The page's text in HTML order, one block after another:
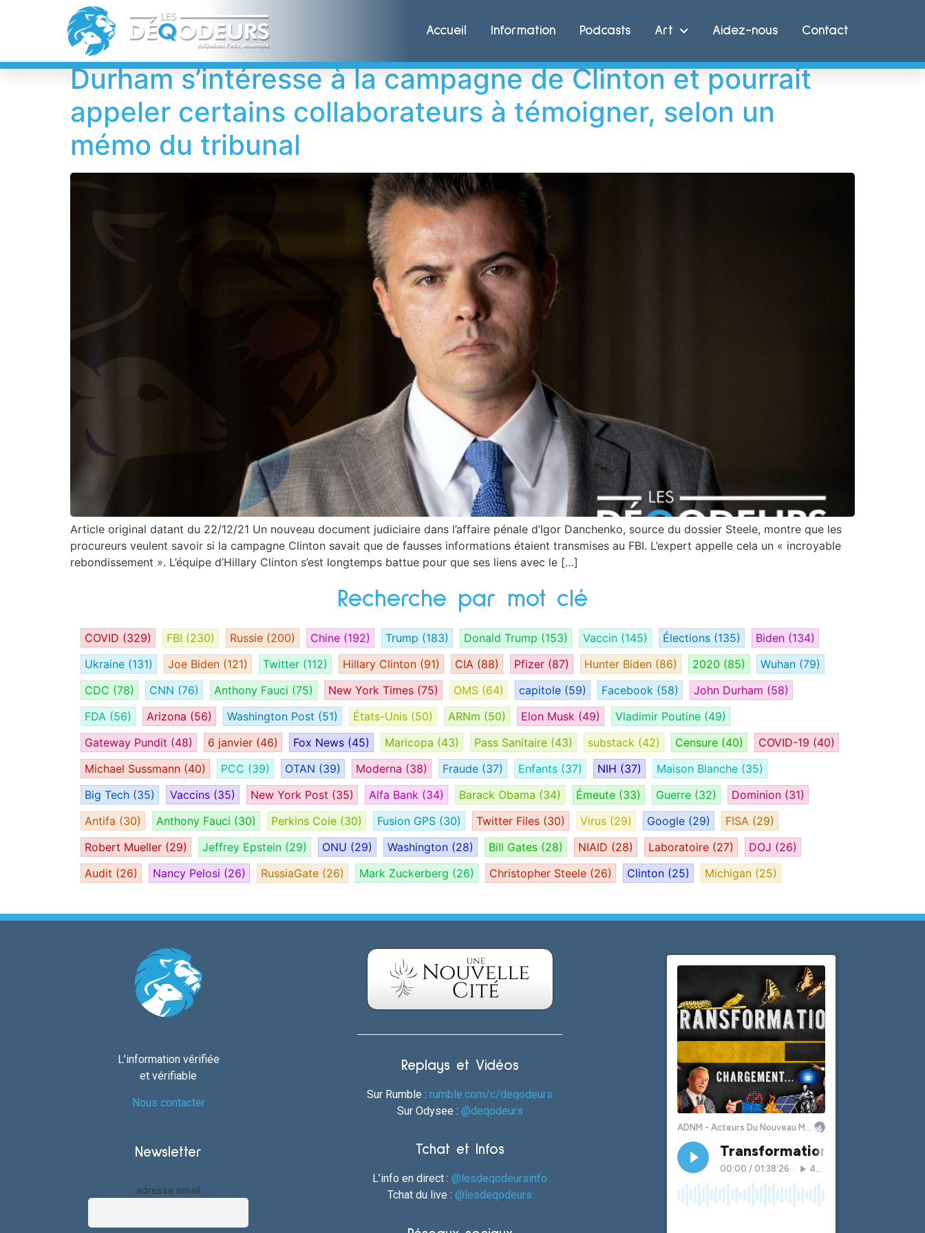
Accueil Information Podcasts Art Aidez-nous Contact
Étiquette :Schertler Onorato Mead & Sears
Durham s’intéresse à la campagne de Clinton et pourrait
appeler certains collaborateurs à témoigner, selon un
mémo du tribunal
Article original datant du 22/12/21 Un nouveau document judiciaire dans l’affaire pénale d’Igor Danchenko, source du dossier Steele, montre que les
procureurs veulent savoir si la campagne Clinton savait que de fausses informations étaient transmises au FBI. L’expert appelle cela un « incroyable
rebondissement ». L’équipe d’Hillary Clinton s’est longtemps battue pour que ses liens avec le […]
Recherche par mot clé
COVID (329) FBI (230) Russie (200) Chine (192) Trump (183) Donald Trump (153) Vaccin (145) Élections (135) Biden (134)
Ukraine (131) Joe Biden (121) Twitter (112) Hillary Clinton (91) CIA (88) Pfizer (87) Hunter Biden (86) 2020 (85) Wuhan (79)
CDC (78) CNN (76) Anthony Fauci (75) New York Times (75) OMS (64) capitole (59) Facebook (58) John Durham (58)
FDA (56) Arizona (56) Washington Post (51) États-Unis (50) ARNm (50) Elon Musk (49) Vladimir Poutine (49)
Gateway Pundit (48) 6 janvier (46) Fox News (45) Maricopa (43) Pass Sanitaire (43) substack (42) Censure (40) COVID-19 (40)
Michael Sussmann (40) PCC (39) OTAN (39) Moderna (38) Fraude (37) Enfants (37) NIH (37) Maison Blanche (35)
Big Tech (35) Vaccins (35) New York Post (35) Alfa Bank (34) Barack Obama (34) Émeute (33) Guerre (32) Dominion (31)
Antifa (30) Anthony Fauci (30) Perkins Coie (30) Fusion GPS (30) Twitter Files (30) Virus (29) Google (29) FISA (29)
Robert Mueller (29) Jeffrey Epstein (29) ONU (29) Washington (28) Bill Gates (28) NIAID (28) Laboratoire (27) DOJ (26)
Audit (26) Nancy Pelosi (26) RussiaGate (26) Mark Zuckerberg (26) Christopher Steele (26) Clinton (25) Michigan (25)
L’information vérifiée
et vérifiable
Nous contacter
Newsletter
adresse email
Replays et Vidéos
Sur Rumble :rumble.com/c/deqodeurs
Sur Odysee : @deqodeurs
Tchat et Infos
L’info en direct :@lesdeqodeursinfo
Tchat du live :@lesdeqodeurs